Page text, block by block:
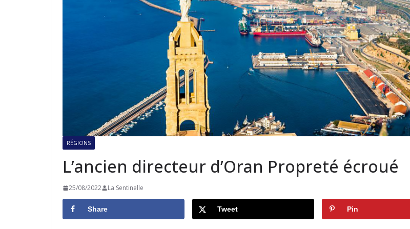
RÉGIONS
L’ancien directeur d’Oran Propreté écroué
25/08/2022 La Sentinelle
Share Tweet Pin